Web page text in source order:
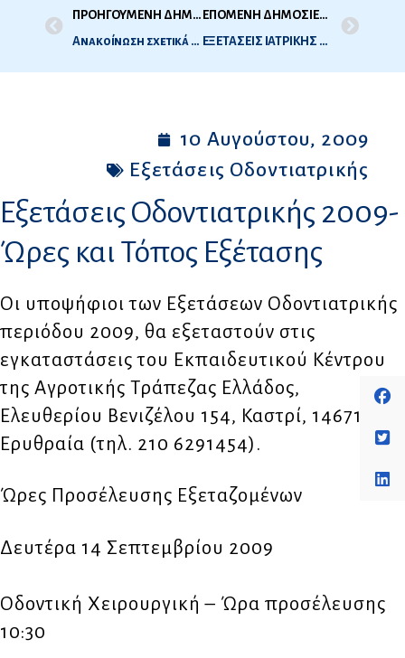
ΠΡΟΗΓΟΥΜΕΝΗ ΔΗΜΟΣΙΕΥΣΗ
Ανακοίνωση σχετικά με το Foundation Year
ΕΠΟΜΕΝΗ ΔΗΜΟΣΙΕΥΣΗ
ΕΞΕΤΑΣΕΙΣ ΙΑΤΡΙΚΗΣ Δ.Ο.Α.Τ.Α.Π. 2009 – ΔΗΛΩΣΕΙΣ ΣΥΜΜΕΤΟΧΗΣ
10 Αυγούστου, 2009
Εξετάσεις Οδοντιατρικής
Εξετάσεις Οδοντιατρικής 2009-
Ώρες και Τόπος Εξέτασης
Οι υποψήφιοι των Εξετάσεων Οδοντιατρικής
περιόδου 2009, θα εξεταστούν στις
εγκαταστάσεις του Εκπαιδευτικού Κέντρου
της Αγροτικής Τράπεζας Ελλάδος,
Ελευθερίου Βενιζέλου 154, Καστρί, 14671 Νέα
Ερυθραία (τηλ. 210 6291454).
Ώρες Προσέλευσης Εξεταζομένων
Δευτέρα 14 Σεπτεμβρίου 2009
Οδοντική Χειρουργική – Ώρα προσέλευσης
10:30